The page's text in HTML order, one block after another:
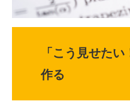
「こう見せた
作る